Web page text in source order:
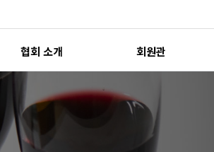
협회 소개 회원관